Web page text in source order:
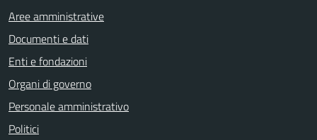
Aree amministrative
Documenti e dati
Enti e fondazioni
Organi di governo
Personale amministrativo
Politici